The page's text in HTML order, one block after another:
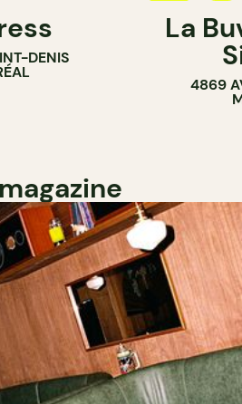
DENIS
BAR À VIN
La
4869